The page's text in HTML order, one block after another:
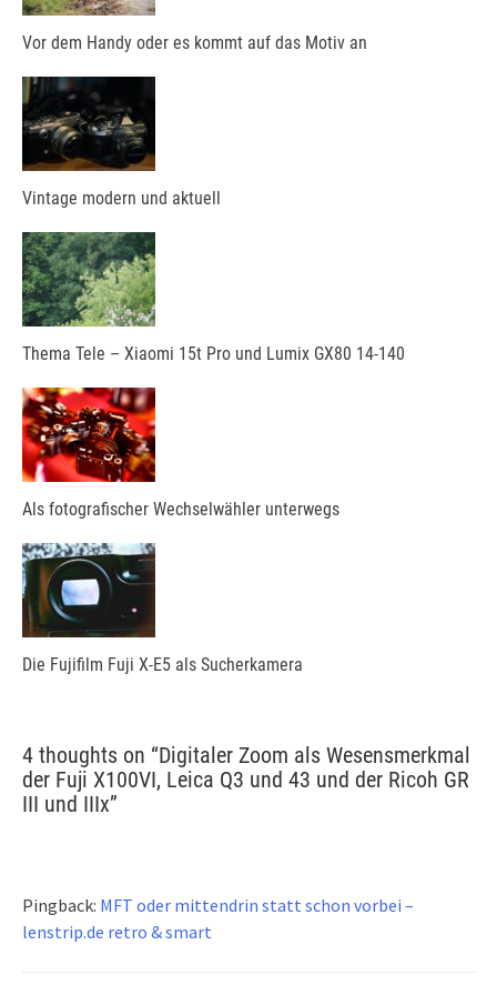
Vor dem Handy oder es kommt auf das Motiv an
Vintage modern und aktuell
Thema Tele – Xiaomi 15t Pro und Lumix GX80 14-140
Als fotografischer Wechselwähler unterwegs
Die Fujifilm Fuji X-E5 als Sucherkamera
4 thoughts on “Digitaler Zoom als Wesensmerkmal
der Fuji X100VI, Leica Q3 und 43 und der Ricoh GR
III und IIIx”
Pingback: MFT oder mittendrin statt schon vorbei –
lenstrip.de retro & smart